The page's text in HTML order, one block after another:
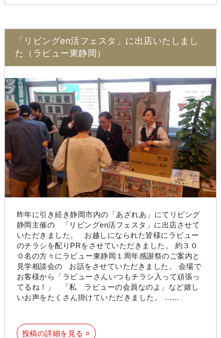
「リビングen活フェスタ」に出店いたしまし
た（ラビュー東静岡）
昨年に引き続き静岡市内の「あざれあ」にてリビング
静岡主催の 「リビングen活フェスタ」に出店させて
いただきました。 お越しになられた皆様にラビュー
のチラシを配りPRをさせていただきました。 約３０
０名の方々にラビュー東静岡１周年感謝祭のご案内と
見学相談会の お話をさせていただきました。 会場で
お客様から「ラビューさんいつもチラシ入って頑張っ
てるね！」 「私 ラビューの会員なのよ」など嬉し
いお声をたくさん掛けていただきました。 ……
投稿の詳細を見る >